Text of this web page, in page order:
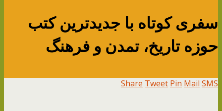
سفری کوتاه با جدیدترین کتب‌
حوزه تاریخ، تمدن و فرهنگ
Share Tweet Pin Mail SMS